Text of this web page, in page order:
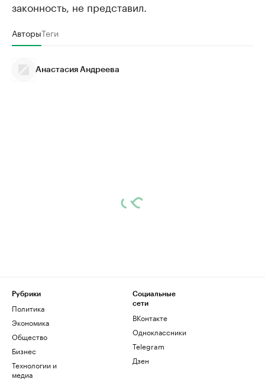
законность, не представил.
АвторыТеги
Анастасия Андреева
Рубрики
Политика
Экономика
Общество
Бизнес
Технологии и
медиа
Социальные
сети
ВКонтакте
Одноклассники
Telegram
Дзен